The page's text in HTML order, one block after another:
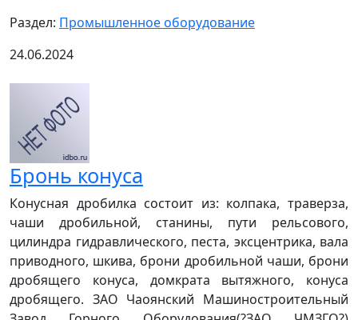
Раздел: Промышленное оборудование
24.06.2024
Бронь конуса
Конусная дробилка состоит из: колпака, траверза,
чаши дробильной, станины, пути рельсового,
цилиндра гидравлического, песта, эксцентрика, вала
приводного, шкива, брони дробильной чаши, брони
дробящего конуса, домкрата вытяжного, конуса
дробящего. ЗАО Чаоянский Машиностроительный